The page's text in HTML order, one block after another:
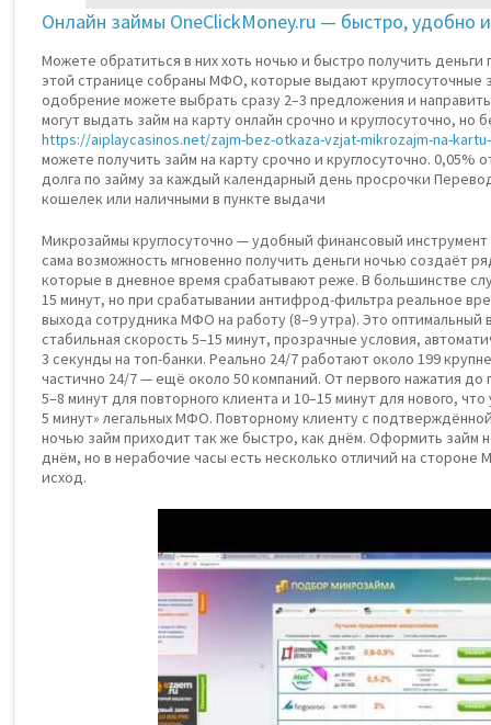
Онлайн займы OneClickMoney.ru — быстро, удобно
Можете обратиться в них хоть ночью и быстро получить
этой странице собраны МФО, которые выдают круглосуточные
одобрение можете выбрать сразу 2–3 предложения и
могут выдать займ на карту онлайн срочно и круглосуточно, но
https://aiplaycasinos.net/zajm-bez-otkaza-vzjat-mikrozajm-na-
можете получить займ на карту срочно и круглосуточно. 0,05%
долга по займу за каждый календарный день просрочки
кошелек или наличными в пункте выдачи
Микрозаймы круглосуточно — удобный финансовый
сама возможность мгновенно получить деньги ночью создаёт
которые в дневное время срабатывают реже. В большинстве
15 минут, но при срабатывании антифрод-фильтра реальное
выхода сотрудника МФО на работу (8–9 утра). Это
стабильная скорость 5–15 минут, прозрачные условия,
3 секунды на топ-банки. Реально 24/7 работают около 199
частично 24/7 — ещё около 50 компаний. От первого нажатия
5–8 минут для повторного клиента и 10–15 минут для нового,
5 минут» легальных МФО. Повторному клиенту с
ночью займ приходит так же быстро, как днём. Оформить займ
днём, но в нерабочие часы есть несколько отличий на
исход.